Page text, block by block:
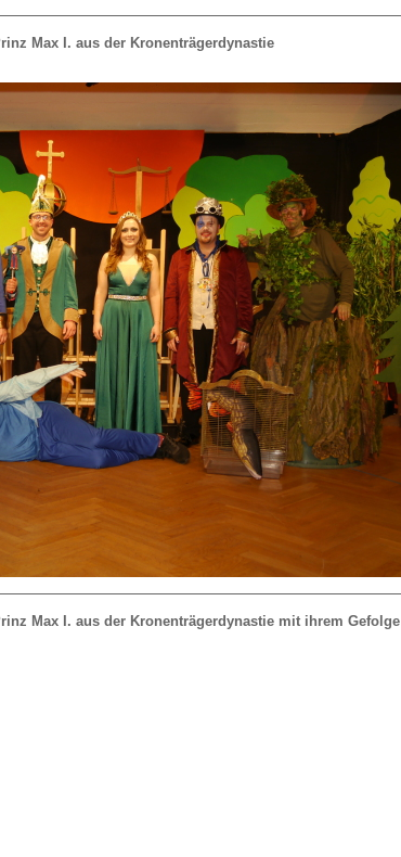
Max I. aus der Kronenträgerdynastie
Max I. aus der Kronenträgerdynastie mit ihrem Gefolge